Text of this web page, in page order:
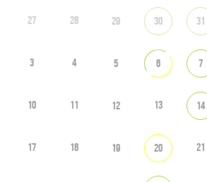
27 28 29 30 31
3 4 5 6 7
10 11 12 13 14
17 18 19 20 21